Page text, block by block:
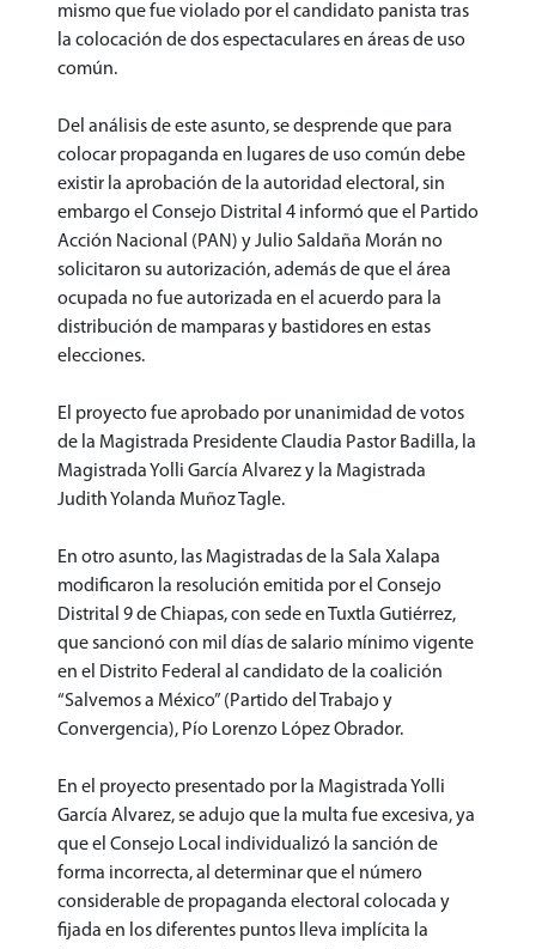
mismo que fue violado por el candidato panista tras
la colocación de dos espectaculares en áreas de uso
común.
Del análisis de este asunto, se desprende que para
colocar propaganda en lugares de uso común debe
existir la aprobación de la autoridad electoral, sin
embargo el Consejo Distrital 4 informó que el Partido
Acción Nacional (PAN) y Julio Saldaña Morán no
solicitaron su autorización, además de que el área
ocupada no fue autorizada en el acuerdo para la
distribución de mamparas y bastidores en estas
elecciones.
El proyecto fue aprobado por unanimidad de votos
de la Magistrada Presidente Claudia Pastor Badilla, la
Magistrada Yolli García Alvarez y la Magistrada
Judith Yolanda Muñoz Tagle.
En otro asunto, las Magistradas de la Sala Xalapa
modificaron la resolución emitida por el Consejo
Distrital 9 de Chiapas, con sede en Tuxtla Gutiérrez,
que sancionó con mil días de salario mínimo vigente
en el Distrito Federal al candidato de la coalición
“Salvemos a México” (Partido del Trabajo y
Convergencia), Pío Lorenzo López Obrador.
En el proyecto presentado por la Magistrada Yolli
García Alvarez, se adujo que la multa fue excesiva, ya
que el Consejo Local individualizó la sanción de
forma incorrecta, al determinar que el número
considerable de propaganda electoral colocada y
fijada en los diferentes puntos lleva implícita la